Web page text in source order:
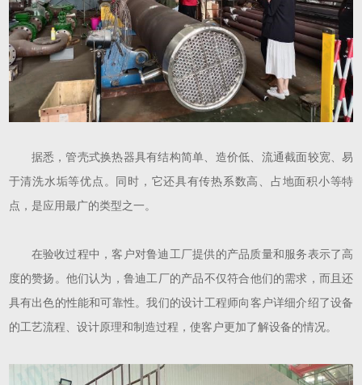
据悉，管壳式换热器具有结构简单、造价低、流通截面较宽、易
于清洗水垢等优点。同时，它还具有传热系数高、占地面积小等特
点，是应用最广的类型之一。
在验收过程中，客户对鲁迪工厂提供的产品质量和服务表示了高
度的赞扬。他们认为，鲁迪工厂的产品不仅符合他们的需求，而且还
具有出色的性能和可靠性。我们的设计工程师向客户详细介绍了设备
的工艺流程、设计原理和制造过程，使客户更加了解设备的情况。